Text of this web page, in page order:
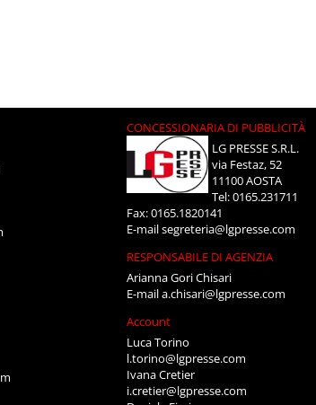
CONCESSIONARIA DI PUBBLICITÀ
LG PRESSE S.R.L.
via Festaz, 52
11100 AOSTA
Tel: 0165.231711
Fax: 0165.1820141
E-mailsegreteria@lgpresse.com
RESPONSABILE DI AGENZIA
Arianna Gori Chisari
E-maila.chisari@lgpresse.com
Account
Luca Torino
l.torino@lgpresse.com
Ivana Cretier
i.cretier@lgpresse.com